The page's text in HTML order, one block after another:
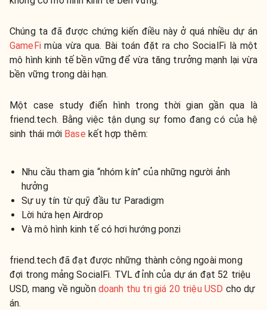
Chúng ta đã được chứng kiến điều này ở quá nhiều dự án
GameFimùa vừa qua. Bài toán đặt ra cho SocialFi là một
mô hình kinh tế bền vững để vừa tăng trưởng mạnh lại vừa
bền vững trong dài hạn.
Một case study điển hình trong thời gian gần qua là
friend.tech. Bằng việc tận dụng sự fomo đang có của hệ
sinh thái mới Base kết hợp thêm:
Nhu cầu tham gia “nhóm kín” của những người ảnh
hưởng
Sự uy tín từ quỹ đầu tư Paradigm
Lời hứa hẹn Airdrop
Và mô hình kinh tế có hơi hướng ponzi
friend.tech đã đạt được những thành công ngoài mong
đợi trong mảng SocialFi. TVL đỉnh của dự án đạt 52 triệu
USD, mang về nguồn doanh thu trị giá 20 triệu USD cho dự
án.